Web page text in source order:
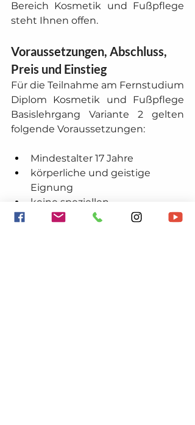
Bereich Kosmetik und Fußpflege
steht Ihnen offen.
Voraussetzungen, Abschluss,
Preis und Einstieg
Für die Teilnahme am Fernstudium
Diplom Kosmetik und Fußpflege
Basislehrgang Variante 2 gelten
folgende Voraussetzungen:
Mindestalter 17 Jahre
körperliche und geistige
Eignung
keine speziellen
Vorkenntnisse nötig